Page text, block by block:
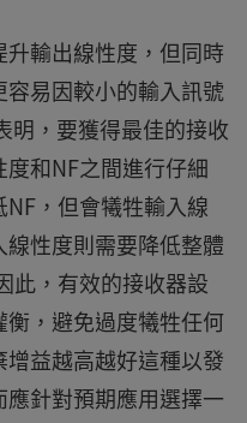
輸出線性度，但同時
易因較小的輸入訊號
明，要獲得最佳的接收
和NF之間進行仔細
，但會犧牲輸入線
性度則需要降低整體
此，有效的接收器設
，避免過度犧牲任何
益越高越好這種以發
針對預期應用選擇一